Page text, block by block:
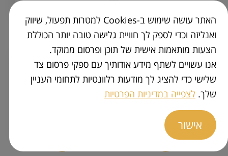
אליאל
eliel
אליהו
האתר עושה שימוש ב-Cookies למטרות תפעול, שיווק
ואנליזה וכדי לספק לך חוויית גלישה טובה יותר הכוללת
הצעות מותאמות אישית של תוכן ופרסום ממוקד.
אנו עשויים לשתף מידע אודותיך עם ספקי פרסום צד
שלישי כדי להציג לך מודעות רלוונטיות לתחומי העניין
שלך. לצפייה במדיניות הפרטיות
אישור